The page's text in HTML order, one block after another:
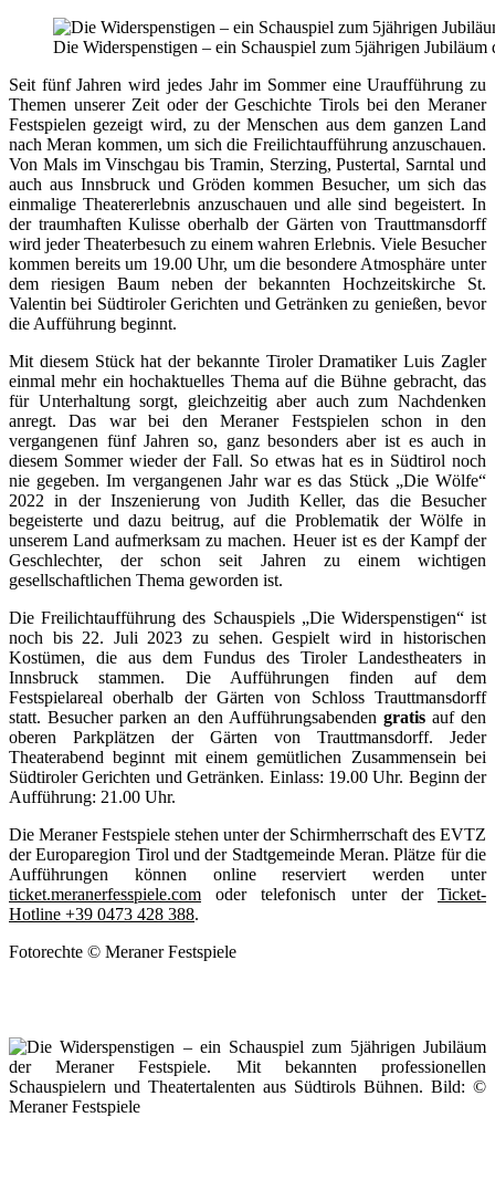
Die Widerspenstigen – ein Schauspiel zum 5jährigen
Seit fünf Jahren wird jedes Jahr im Sommer eine Uraufführung zu
Themen unserer Zeit oder der Geschichte Tirols bei den Meraner
Festspielen gezeigt wird, zu der Menschen aus dem ganzen Land
nach Meran kommen, um sich die Freilichtaufführung anzuschauen.
Von Mals im Vinschgau bis Tramin, Sterzing, Pustertal, Sarntal und
auch aus Innsbruck und Gröden kommen Besucher, um sich das
einmalige Theatererlebnis anzuschauen und alle sind begeistert. In
der traumhaften Kulisse oberhalb der Gärten von Trauttmansdorff
wird jeder Theaterbesuch zu einem wahren Erlebnis. Viele Besucher
kommen bereits um 19.00 Uhr, um die besondere Atmosphäre unter
dem riesigen Baum neben der bekannten Hochzeitskirche St.
Valentin bei Südtiroler Gerichten und Getränken zu genießen, bevor
die Aufführung beginnt.
Mit diesem Stück hat der bekannte Tiroler Dramatiker Luis Zagler
einmal mehr ein hochaktuelles Thema auf die Bühne gebracht, das
für Unterhaltung sorgt, gleichzeitig aber auch zum Nachdenken
anregt. Das war bei den Meraner Festspielen schon in den
vergangenen fünf Jahren so, ganz besonders aber ist es auch in
diesem Sommer wieder der Fall. So etwas hat es in Südtirol noch
nie gegeben. Im vergangenen Jahr war es das Stück „Die Wölfe“
2022 in der Inszenierung von Judith Keller, das die Besucher
begeisterte und dazu beitrug, auf die Problematik der Wölfe in
unserem Land aufmerksam zu machen. Heuer ist es der Kampf der
Geschlechter, der schon seit Jahren zu einem wichtigen
gesellschaftlichen Thema geworden ist.
Die Freilichtaufführung des Schauspiels „Die Widerspenstigen“ ist
noch bis 22. Juli 2023 zu sehen. Gespielt wird in historischen
Kostümen, die aus dem Fundus des Tiroler Landestheaters in
Innsbruck stammen. Die Aufführungen finden auf dem
Festspielareal oberhalb der Gärten von Schloss Trauttmansdorff
statt. Besucher parken an den Aufführungsabenden gratisauf den
oberen Parkplätzen der Gärten von Trauttmansdorff. Jeder
Theaterabend beginnt mit einem gemütlichen Zusammensein bei
Südtiroler Gerichten und Getränken. Einlass: 19.00 Uhr. Beginn der
Aufführung: 21.00 Uhr.
Die Meraner Festspiele stehen unter der Schirmherrschaft des EVTZ
der Europaregion Tirol und der Stadtgemeinde Meran. Plätze für die
Aufführungen können online reserviert werden unter
ticket.meranerfesspiele.com oder telefonisch unter der Ticket-
Hotline +39 0473 428 388.
Fotorechte © Meraner Festspiele